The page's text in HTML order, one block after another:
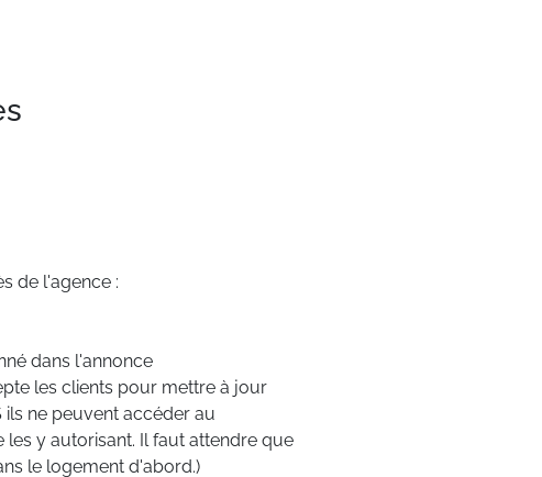
de l'agence :
dans l'annonce
les clients pour mettre à jour
ne peuvent accéder au
y autorisant. Il faut attendre que
le logement d'abord.)